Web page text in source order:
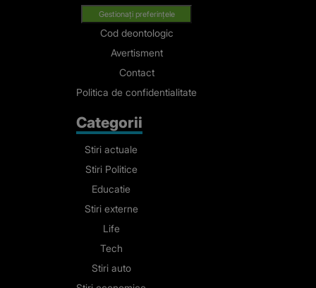
Gestionați preferințele
Cod deontologic
Avertisment
Contact
Politica de confidentialitate
Categorii
Stiri actuale
Stiri Politice
Educatie
Stiri externe
Life
Tech
Stiri auto